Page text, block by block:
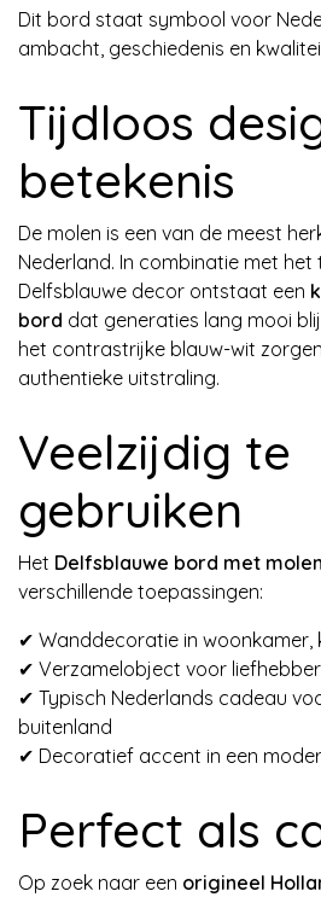
Dit bord staat symbool voor
ambacht, geschiedenis en
Tijdloos
betekenis
De molen is een van de meest
Nederland. In combinatie met
Delfsblauwe decor ontstaat een
bord dat generaties lang mooi
het contrastrijke blauw-wit
authentieke uitstraling.
Veelzijdig te
gebruiken
Het Delfsblauwe bord met molen
verschillende toepassingen:
✔ Wanddecoratie in woonkamer,
✔ Verzamelobject voor
✔ Typisch Nederlands cadeau
buitenland
✔ Decoratief accent in een
Perfect als
Op zoek naar een origineel